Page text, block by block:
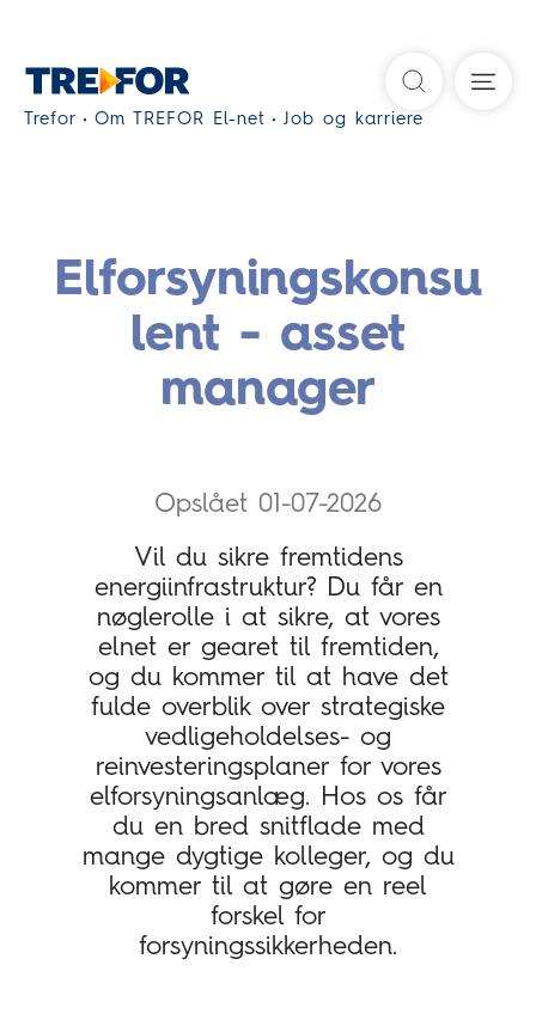
Trefor Om TREFOR El-net Job og karriere
Elforsyningskonsu
lent - asset
manager
Opslået 01-07-2026
Vil du sikre fremtidens
energiinfrastruktur? Du får en
nøglerolle i at sikre, at vores
elnet er gearet til fremtiden,
og du kommer til at have det
fulde overblik over strategiske
vedligeholdelses- og
reinvesteringsplaner for vores
elforsyningsanlæg. Hos os får
du en bred snitflade med
mange dygtige kolleger, og du
kommer til at gøre en reel
forskel for
forsyningssikkerheden.